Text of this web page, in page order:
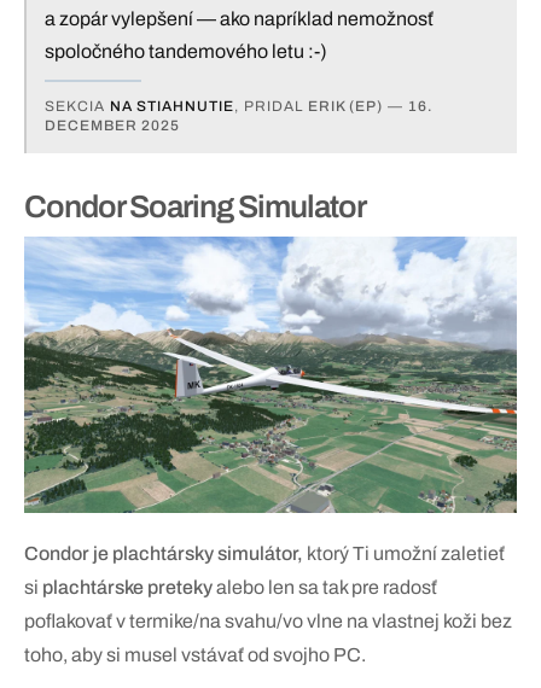
a zopár vylepšení — ako napríklad nemožnosť
spoločného tandemového letu :-)
SEKCIA NA STIAHNUTIE, PRIDAL ERIK (EP) — 16.
DECEMBER 2025
Condor Soaring Simulator
Condor je plachtársky simulátor, ktorý Ti umožní zaletieť
si plachtárske pretekyalebo len sa tak pre radosť
poflakovať v termike/na svahu/vo vlne na vlastnej koži bez
toho, aby si musel vstávať od svojho PC.